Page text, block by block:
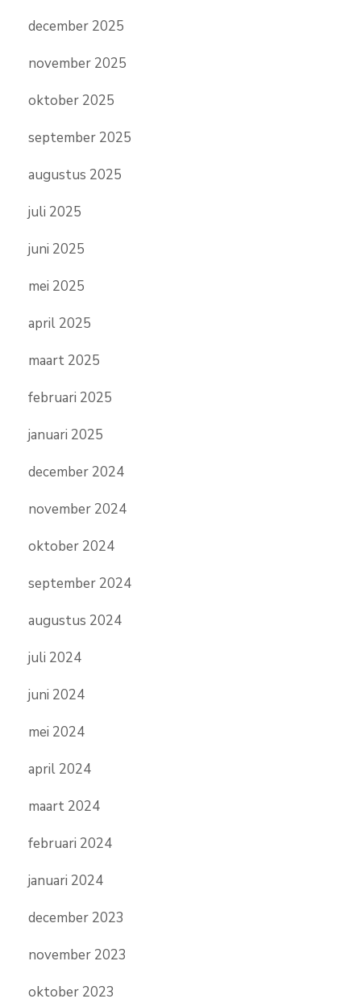
december 2025
november 2025
oktober 2025
september 2025
augustus 2025
juli 2025
juni 2025
mei 2025
april 2025
maart 2025
februari 2025
januari 2025
december 2024
november 2024
oktober 2024
september 2024
augustus 2024
juli 2024
juni 2024
mei 2024
april 2024
maart 2024
februari 2024
januari 2024
december 2023
november 2023
oktober 2023